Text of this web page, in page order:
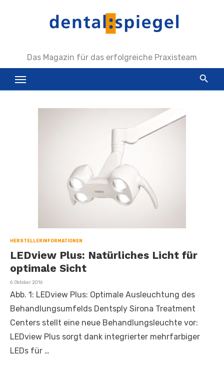
Das Magazin für das erfolgreiche Praxisteam
HERSTELLERINFORMATIONEN
LEDview Plus: Natürliches Licht für
optimale Sicht
Veröffentlicht
6. Oktober 2016
Abb. 1: LEDview Plus: Optimale Ausleuchtung des
Behandlungsumfelds Dentsply Sirona Treatment
Centers stellt eine neue Behandlungsleuchte vor:
LEDview Plus sorgt dank integrierter mehrfarbiger
LEDs für …